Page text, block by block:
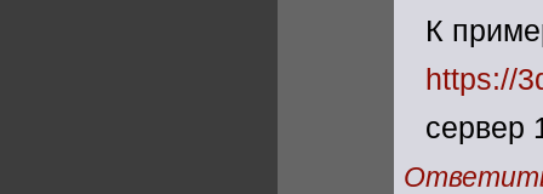
К
https://
сервер